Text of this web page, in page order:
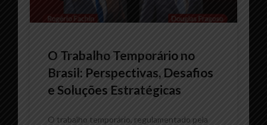
O Trabalho Temporário no
Brasil: Perspectivas, Desafios
e Soluções Estratégicas
O trabalho temporário, regulamentado pela